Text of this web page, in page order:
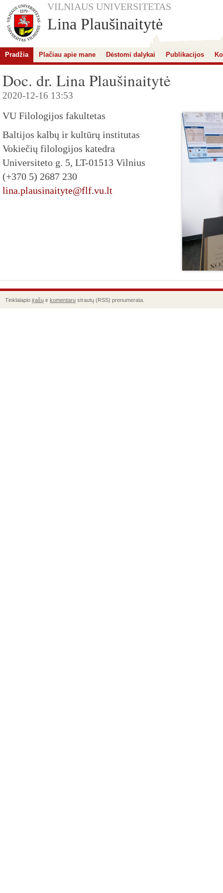
VILNIAUS UNIVERSITETAS
Lina Plaušinaitytė
Pradžia Plačiau apie mane Dėstomi dalykai Publikacijos
Doc. dr. Lina Plaušinaitytė
2020-12-16 13:53
VU Filologijos fakultetas
Baltijos kalbų ir kultūrų institutas
Vokiečių filologijos katedra
Universiteto g. 5, LT-01513 Vilnius
(+370 5) 2687 230
lina.plausinaityte@flf.vu.lt
Tinklalapio įrašų ir komentarų strautų (RSS) prenumerata.